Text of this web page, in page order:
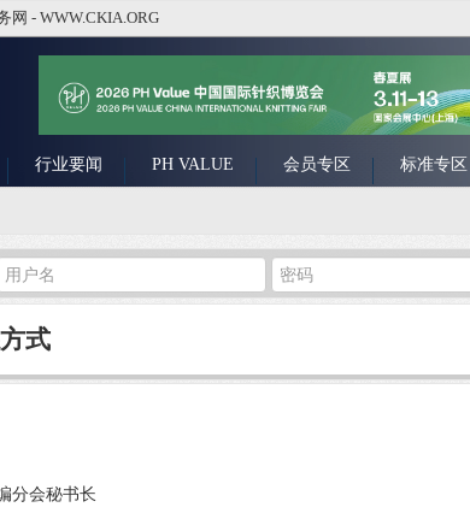
网 - WWW.CKIA.ORG
行业要闻 PH VALUE 会员专区 标准专区
式
分会秘书长